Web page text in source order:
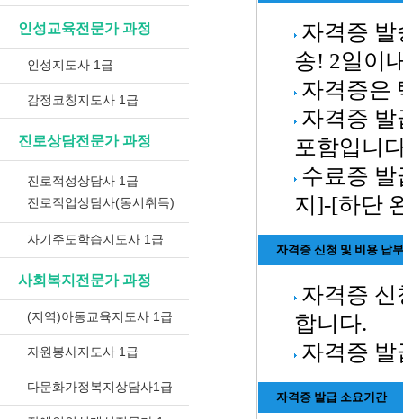
인성교육전문가 과정
인성지도사 1급
감정코칭지도사 1급
진로상담전문가 과정
진로적성상담사 1급
진로직업상담사(동시취득)
자기주도학습지도사 1급
사회복지전문가 과정
(지역)아동교육지도사 1급
자원봉사지도사 1급
다문화가정복지상담사1급
자격증
송! 2일이
자격증은
자격증
포함입니
수료증
지]-[하단
자격증 신청 및 비용 납부
자격증
합니다.
자격증
자격증 발급 소요기간